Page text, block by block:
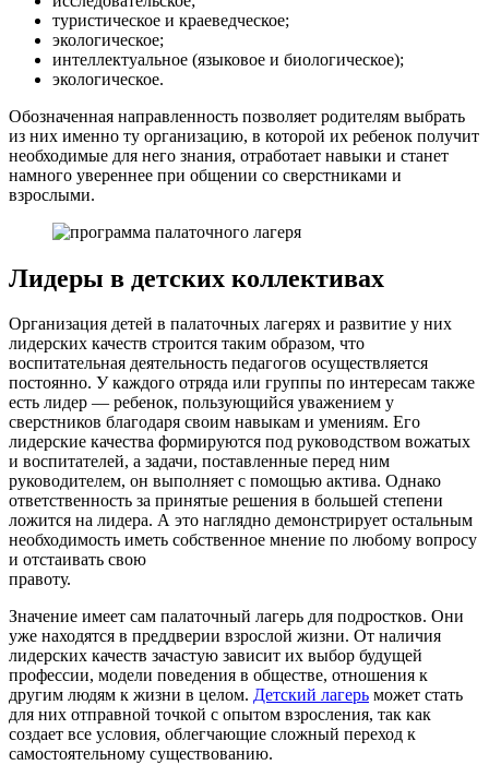
туристическое и краеведческое;
экологическое;
интеллектуальное (языковое и биологическое);
экологическое.
Обозначенная направленность позволяет родителям выбрать
из них именно ту организацию, в которой их ребенок получит
необходимые для него знания, отработает навыки и станет
намного увереннее при общении со сверстниками и
взрослыми.
Лидеры в детских коллективах
Организация детей в палаточных лагерях и развитие у них
лидерских качеств строится таким образом, что
воспитательная деятельность педагогов осуществляется
постоянно. У каждого отряда или группы по интересам также
есть лидер — ребенок, пользующийся уважением у
сверстников благодаря своим навыкам и умениям. Его
лидерские качества формируются под руководством вожатых
и воспитателей, а задачи, поставленные перед ним
руководителем, он выполняет с помощью актива. Однако
ответственность за принятые решения в большей степени
ложится на лидера. А это наглядно демонстрирует остальным
необходимость иметь собственное мнение по любому вопросу
и отстаивать свою
правоту.
Значение имеет сам палаточный лагерь для подростков. Они
уже находятся в преддверии взрослой жизни. От наличия
лидерских качеств зачастую зависит их выбор будущей
профессии, модели поведения в обществе, отношения к
другим людям к жизни в целом. Детский лагерь может стать
для них отправной точкой с опытом взросления, так как
создает все условия, облегчающие сложный переход к
самостоятельному существованию.